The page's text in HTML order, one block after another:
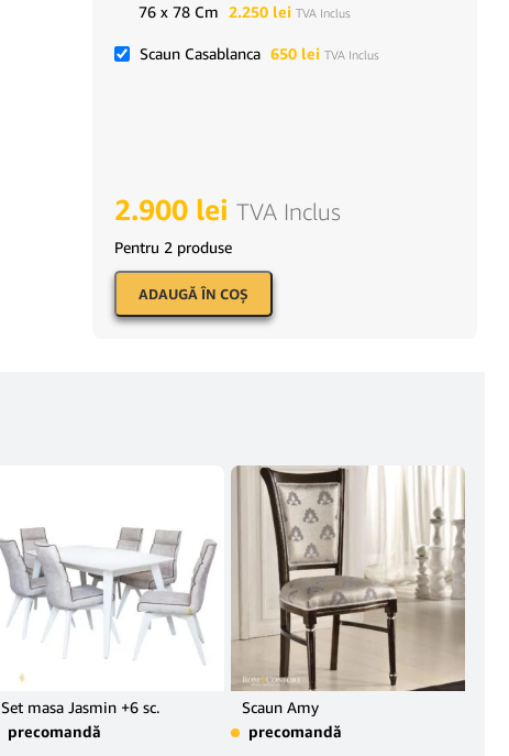
76 x 78 Cm 2.250 lei TVA Inclus
Scaun Casablanca 650 lei TVA Inclus
2.900 lei TVA Inclus
Pentru 2 produse
ADAUGĂ ÎN COŞ
Set masa Jasmin +6 sc.
precomandă
Scaun Amy
precomandă